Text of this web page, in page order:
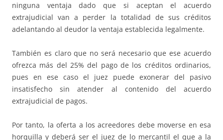
ninguna ventaja dado que si aceptan el acuerdo
extrajudicial van a perder la totalidad de sus créditos
adelantando al deudor la ventaja establecida legalmente.
También es claro que no será necesario que ese acuerdo
ofrezca más del 25% del pago de los créditos ordinarios,
pues en ese caso el juez puede exonerar del pasivo
insatisfecho sin atender al contenido del acuerdo
extrajudicial de pagos.
Por tanto, la oferta a los acreedores debe moverse en esa
horquilla y deberá ser el juez de lo mercantil el que a la